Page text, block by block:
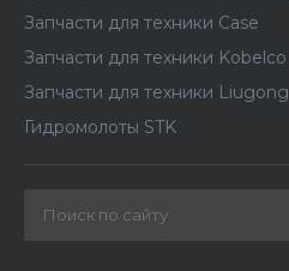
Запчасти для техники Case
Запчасти для техники Kobelco
Запчасти для техники Liugong
Гидромолоты STK